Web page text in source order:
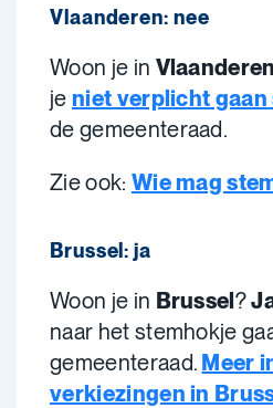
Vlaanderen: nee
Woon je in Vlaanderen
je niet verplicht gaan
de gemeenteraad.
Zie ook: Wie mag
Brussel: ja
Woon je in Brussel?
naar het stemhokje
gemeenteraad. Meer
verkiezingen in